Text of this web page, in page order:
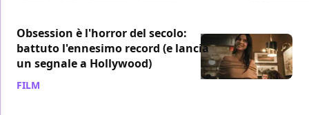
Obsession è l'horror del secolo:
battuto l'ennesimo record (e lancia
un segnale a Hollywood)
FILM